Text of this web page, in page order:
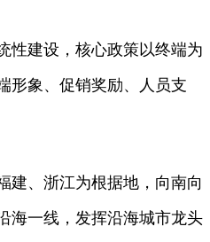
性建设，核心政策以终端为
形象、促销奖励、人员支
建、浙江为根据地，向南向
海一线，发挥沿海城市龙头